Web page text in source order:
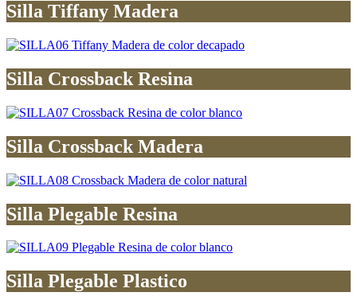
Silla Tiffany Madera
Silla Crossback Resina
Silla Crossback Madera
Silla Plegable Resina
Silla Plegable Plastico